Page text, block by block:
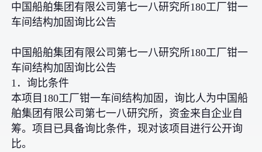
中国船舶集团有限公司第七一八研究所180工厂钳一
车间结构加固询比公告
中国船舶集团有限公司第七一八研究所180工厂钳一
车间结构加固询比公告
1．询比条件
本项目180工厂钳一车间结构加固，询比人为中国船
舶集团有限公司第七一八研究所，资金来自企业自
筹。项目已具备询比条件，现对该项目进行公开询
比。